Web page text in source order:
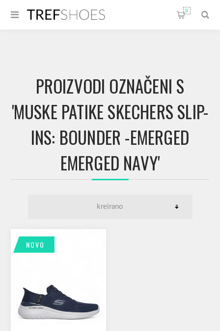
0
PROIZVODI OZNAČENI S
'MUSKE PATIKE SKECHERS SLIP-
INS: BOUNDER -EMERGED
EMERGED NAVY'
NOVO